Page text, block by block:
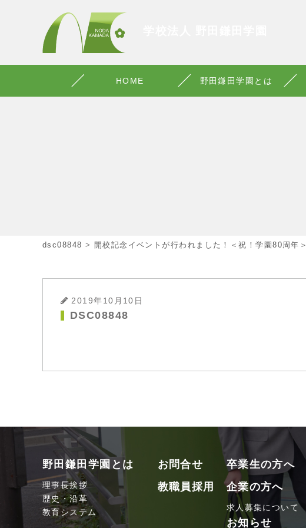
HOME 野田鎌田学園とは
dsc08848 > 開校記念イベントが行われました！＜祝！学園80周年＞
2019年10月10日
DSC08848
野田鎌田学園とは
理事長挨拶
歴史・沿革
教育システム
お問合せ
教職員採用
卒業生の方へ
企業の方へ
求人募集について
お知らせ